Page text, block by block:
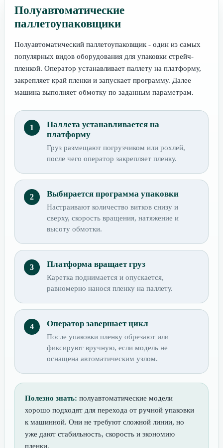
Полуавтоматические
паллетоупаковщики
Полуавтоматический паллетоупаковщик - один из самых
популярных видов оборудования для упаковки стрейч-
пленкой. Оператор устанавливает паллету на платформу,
закрепляет край пленки и запускает программу. Далее
машина выполняет обмотку по заданным параметрам.
Паллета устанавливается на
платформу
Груз размещают погрузчиком или рохлей,
после чего оператор закрепляет пленку.
Выбирается программа упаковки
Настраивают количество витков снизу и
сверху, скорость вращения, натяжение и
высоту обмотки.
Платформа вращает груз
Каретка поднимается и опускается,
равномерно нанося пленку на паллету.
Оператор завершает цикл
После упаковки пленку обрезают или
фиксируют вручную, если модель не
оснащена автоматическим узлом.
Полезно знать: полуавтоматические модели
хорошо подходят для перехода от ручной упаковки
к машинной. Они не требуют сложной линии, но
уже дают стабильность, скорость и экономию
пленки.